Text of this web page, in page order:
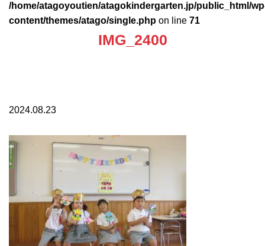
/home/atagoyoutien/atagokindergarten.jp/public_html/
content/themes/atago/single.php on line 71
IMG_2400
2024.08.23